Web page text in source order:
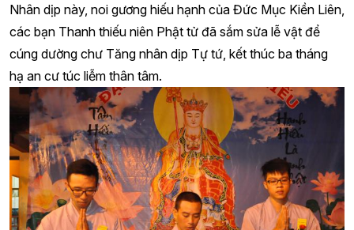
Nhân dịp này, noi gương hiếu hạnh của Đức Mục Kiền Liên,
các bạn Thanh thiếu niên Phật tử đã sắm sửa lễ vật để
cúng dường chư Tăng nhân dịp Tự tứ, kết thúc ba tháng
hạ an cư túc liễm thân tâm.